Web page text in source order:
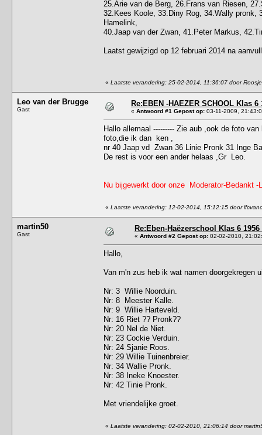
25.Arie van de Berg, 26.Frans van Riesen,
32.Kees Koole, 33.Diny Rog, 34.Wally pronk,
Hamelink,
40.Jaap van der Zwan, 41.Peter Markus,
Laatst gewijzigd op 12 februari 2014 na
« Laatste verandering: 25-02-2014, 11:36:07 door Roosje
Leo van der Brugge
Gast
Re:EBEN -HAEZER SCHOOL Klas 6
« Antwoord #1 Gepost op: 03-11-2009,
Hallo allemaal --------- Zie aub ,ook de foto
foto,die ik dan ken ,
nr 40 Jaap vd Zwan 36 Linie Pronk 31 Inge
De rest is voor een ander helaas ,Gr Leo.
Nu bijgewerkt door onze Moderator-Bedankt
« Laatste verandering: 12-02-2014, 15:12:15 door
martin50
Gast
Re:Eben-Haëzerschool Klas 6
« Antwoord #2 Gepost op: 02-02-2010,
Hallo,
Van m'n zus heb ik wat namen doorgekregen
Nr: 3 Willie Noorduin.
Nr: 8 Meester Kalle.
Nr: 9 Willie Harteveld.
Nr: 16 Riet ?? Pronk??
Nr: 20 Nel de Niet.
Nr: 23 Cockie Verduin.
Nr: 24 Sjanie Roos.
Nr: 29 Willie Tuinenbreier.
Nr: 34 Wallie Pronk.
Nr: 38 Ineke Knoester.
Nr: 42 Tinie Pronk.
Met vriendelijke groet.
« Laatste verandering: 02-02-2010, 21:06:14 door